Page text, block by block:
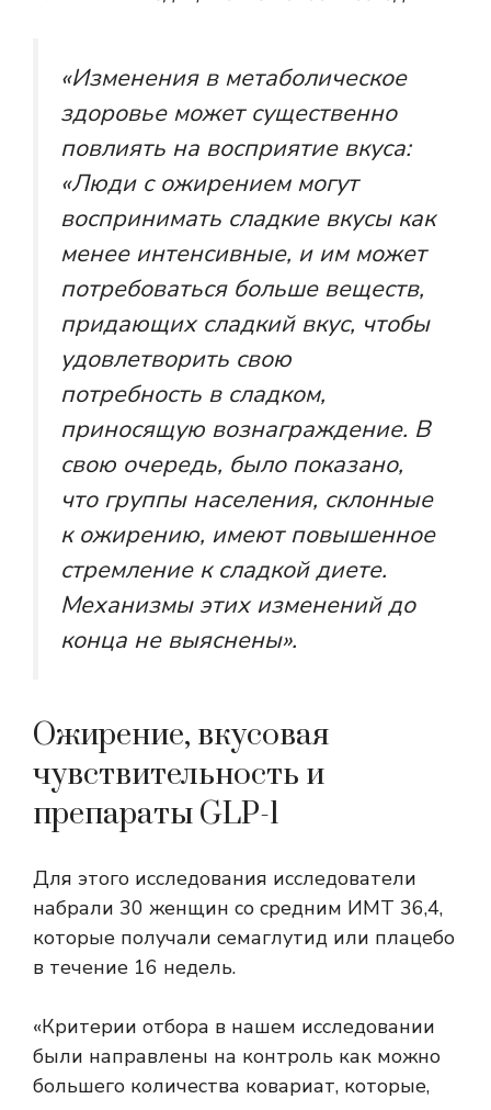
«Изменения в метаболическое
здоровьеможет существенно
повлиять на восприятие вкуса:
«Люди с ожирением могут
воспринимать сладкие вкусы как
менее интенсивные, и им может
потребоваться больше веществ,
придающих сладкий вкус, чтобы
удовлетворить свою
потребность в сладком,
приносящую вознаграждение. В
свою очередь, было показано,
что группы населения, склонные
к ожирению, имеют повышенное
стремление к сладкой диете.
Механизмы этих изменений до
конца не выяснены».
Ожирение, вкусовая
чувствительность и
препараты GLP-1
Для этого исследования исследователи
набрали 30 женщин со средним ИМТ 36,4,
которые получали семаглутид или плацебо
в течение 16 недель.
«Критерии отбора в нашем исследовании
были направлены на контроль как можно
большего количества ковариат, которые,